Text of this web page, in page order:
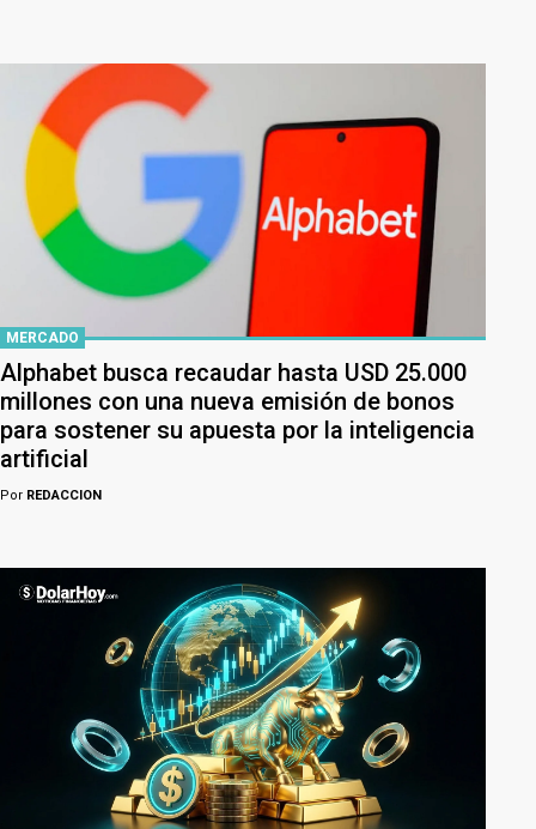
MERCADO
Alphabet busca recaudar hasta USD 25.000
millones con una nueva emisión de bonos
para sostener su apuesta por la inteligencia
artificial
Por REDACCION